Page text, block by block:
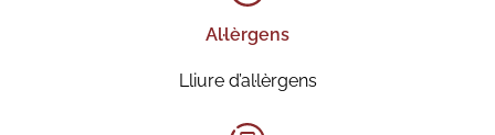
Al·lèrgens
Lliure d’al·lèrgens